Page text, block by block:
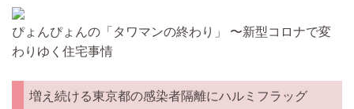
ぴょんぴょんの「タワマンの終わり」 〜新型コロナで変
わりゆく住宅事情
増え続ける東京都の感染者隔離にハルミフラッグ